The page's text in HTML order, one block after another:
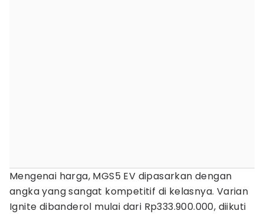
Mengenai harga, MGS5 EV dipasarkan dengan
angka yang sangat kompetitif di kelasnya. Varian
Ignite dibanderol mulai dari Rp333.900.000, diikuti